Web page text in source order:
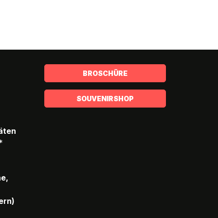
BROSCHÜRE
SOUVENIRSHOP